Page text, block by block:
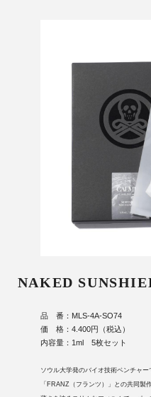
NAKED
品 番：MLS-4A-SO74
価 格：4.400円（税込）
内容量：1ml 5枚セット
ソウル大学発のバイオ技術ベンチャー
「FRANZ（フランツ）」との共同製